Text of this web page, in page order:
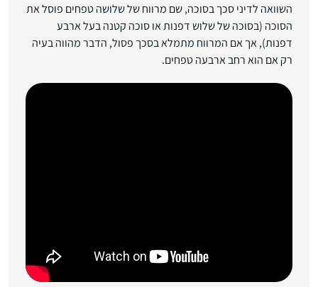
השוואה לדיני סכך בסוכה, שם מרווח של שלושה טפחים פוסל את
הסוכה (בסוכה של שלוש דפנות או סוכה קטנה בעל ארבע
דפנות), אך אם המרווח מתמלא בסכך פסול, הדבר מהווה בעיה
רק אם הוא רחב ארבעה טפחים.